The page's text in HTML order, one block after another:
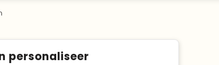
personaliseer